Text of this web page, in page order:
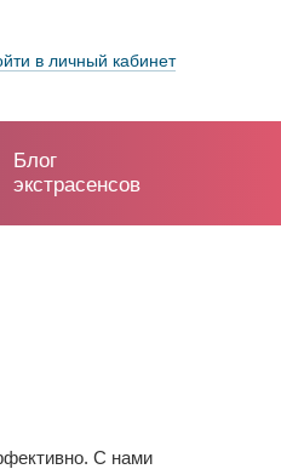
в личный кабинет
Блог
экстрасенсов
С нами